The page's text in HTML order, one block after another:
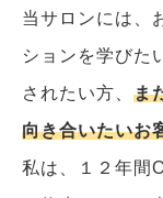
当サロンには、
ションを学びた
されたい方、 ま
向き合いたいお
私は、１２年間